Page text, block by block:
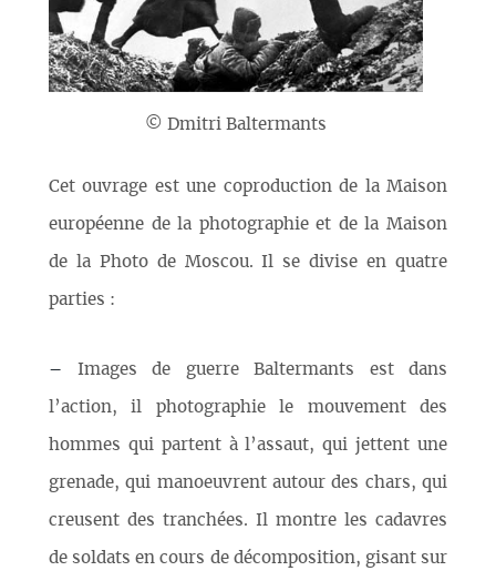
© Dmitri Baltermants
Cet ouvrage est une coproduction de la Maison
européenne de la photographie et de la Maison
de la Photo de Moscou. Il se divise en quatre
parties :
– Images de guerre Baltermants est dans
l’action, il photographie le mouvement des
hommes qui partent à l’assaut, qui jettent une
grenade, qui manoeuvrent autour des chars, qui
creusent des tranchées. Il montre les cadavres
de soldats en cours de décomposition, gisant sur